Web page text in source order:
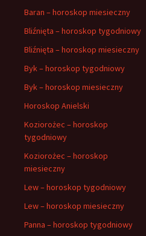
Baran – horoskop miesieczny
Bliźnięta – horoskop tygodniowy
Bliźnięta – horoskop miesieczny
Byk – horoskop tygodniowy
Byk – horoskop miesieczny
Horoskop Anielski
Koziorożec – horoskop
tygodniowy
Koziorożec – horoskop
miesieczny
Lew – horoskop tygodniowy
Lew – horoskop miesieczny
Panna – horoskop tygodniowy